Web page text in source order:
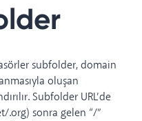
subfolder, domain
oluşan
Subfolder URL’de
.org) sonra gelen “/”